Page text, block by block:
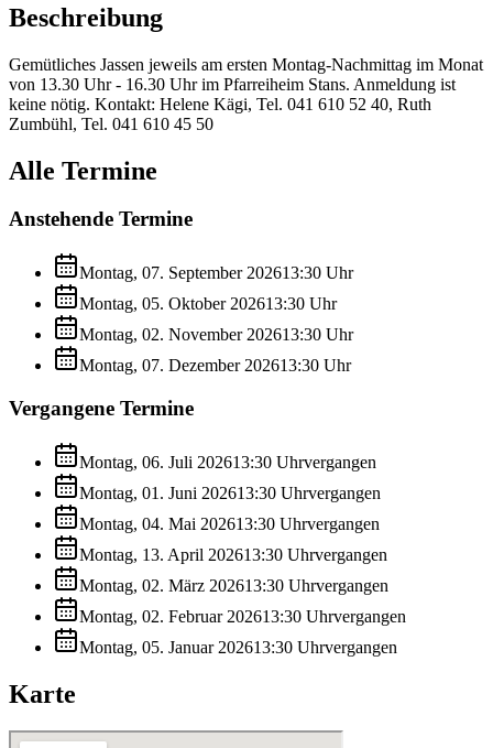
Beschreibung
Gemütliches Jassen jeweils am ersten Montag-Nachmittag im Monat
von 13.30 Uhr - 16.30 Uhr im Pfarreiheim Stans. Anmeldung ist
keine nötig. Kontakt: Helene Kägi, Tel. 041 610 52 40, Ruth
Zumbühl, Tel. 041 610 45 50
Alle Termine
Anstehende Termine
Montag, 07. September 202613:30 Uhr
Montag, 05. Oktober 202613:30 Uhr
Montag, 02. November 202613:30 Uhr
Montag, 07. Dezember 202613:30 Uhr
Vergangene Termine
Montag, 06. Juli 202613:30 Uhrvergangen
Montag, 01. Juni 202613:30 Uhrvergangen
Montag, 04. Mai 202613:30 Uhrvergangen
Montag, 13. April 202613:30 Uhrvergangen
Montag, 02. März 202613:30 Uhrvergangen
Montag, 02. Februar 202613:30 Uhrvergangen
Montag, 05. Januar 202613:30 Uhrvergangen
Karte